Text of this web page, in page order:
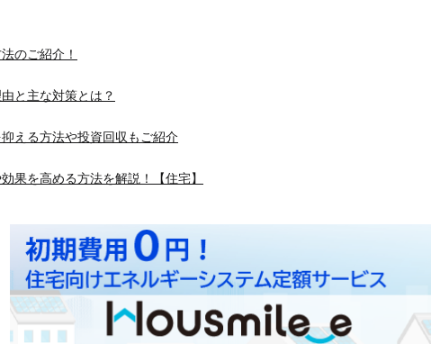
のご紹介！
と主な対策とは？
える方法や投資回収もご紹介
果を高める方法を解説！【住宅】